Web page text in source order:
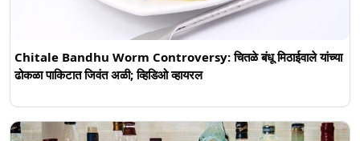
Chitale Bandhu Worm Controversy: चितळे बंधू मिठाईवाले यांच्या
ढोकळा पाकिटात जिवंत अळी; व्हिडिओ व्हायरल